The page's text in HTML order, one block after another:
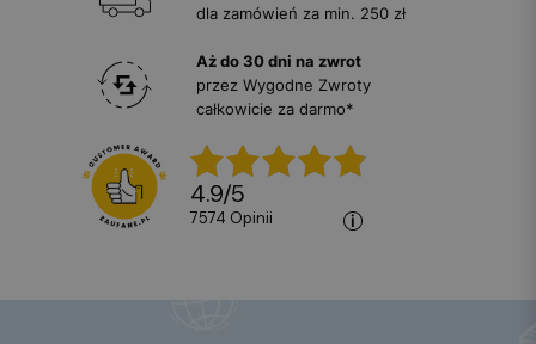
dla zamówień za min. 250 zł
Aż do 30 dni na zwrot
przez Wygodne Zwroty
całkowicie za darmo*
4.9/5
7574 opinii